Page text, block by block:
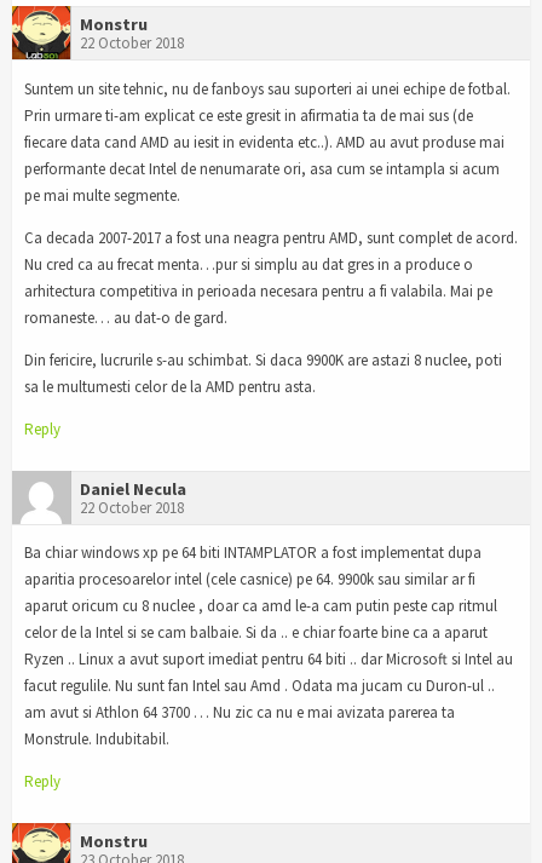
Monstru
22 October 2018
Suntem un site tehnic, nu de fanboys sau suporteri ai unei echipe de fotbal.
Prin urmare ti-am explicat ce este gresit in afirmatia ta de mai sus (de
fiecare data cand AMD au iesit in evidenta etc..). AMD au avut produse mai
performante decat Intel de nenumarate ori, asa cum se intampla si acum
pe mai multe segmente.
Ca decada 2007-2017 a fost una neagra pentru AMD, sunt complet de acord.
Nu cred ca au frecat menta…pur si simplu au dat gres in a produce o
arhitectura competitiva in perioada necesara pentru a fi valabila. Mai pe
romaneste… au dat-o de gard.
Din fericire, lucrurile s-au schimbat. Si daca 9900K are astazi 8 nuclee, poti
sa le multumesti celor de la AMD pentru asta.
Reply
Daniel Necula
22 October 2018
Ba chiar windows xp pe 64 biti INTAMPLATOR a fost implementat dupa
aparitia procesoarelor intel (cele casnice) pe 64. 9900k sau similar ar fi
aparut oricum cu 8 nuclee , doar ca amd le-a cam putin peste cap ritmul
celor de la Intel si se cam balbaie. Si da .. e chiar foarte bine ca a aparut
Ryzen .. Linux a avut suport imediat pentru 64 biti .. dar Microsoft si Intel au
facut regulile. Nu sunt fan Intel sau Amd . Odata ma jucam cu Duron-ul ..
am avut si Athlon 64 3700 … Nu zic ca nu e mai avizata parerea ta
Monstrule. Indubitabil.
Reply
Monstru